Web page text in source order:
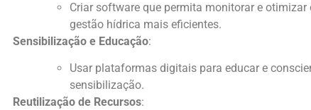
Criar software que permita monitorar e
gestão hídrica mais eficientes.
Sensibilização e Educação:
Usar plataformas digitais para educar e
sensibilização.
Reutilização de Recursos: